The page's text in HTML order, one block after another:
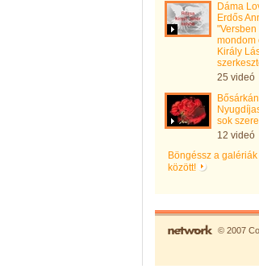
Dáma
Erdős
"Versben
mondom
Király
25 videó
sok
12 videó
Böngéssz a galériák
között!
© 2007